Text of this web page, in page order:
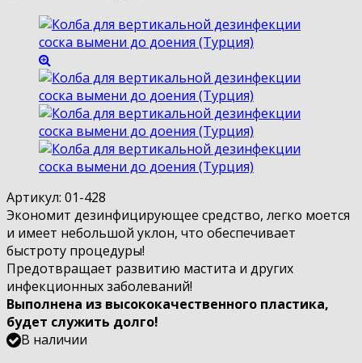
Артикул: 01-428
Экономит дезинфицирующее средство, легко моется
и имеет небольшой уклон, что обеспечивает
быстроту процедуры!
Предотвращает развитию мастита и других
инфекционных заболеваний!
Выполнена из высококачественного пластика,
будет служить долго!
В наличии